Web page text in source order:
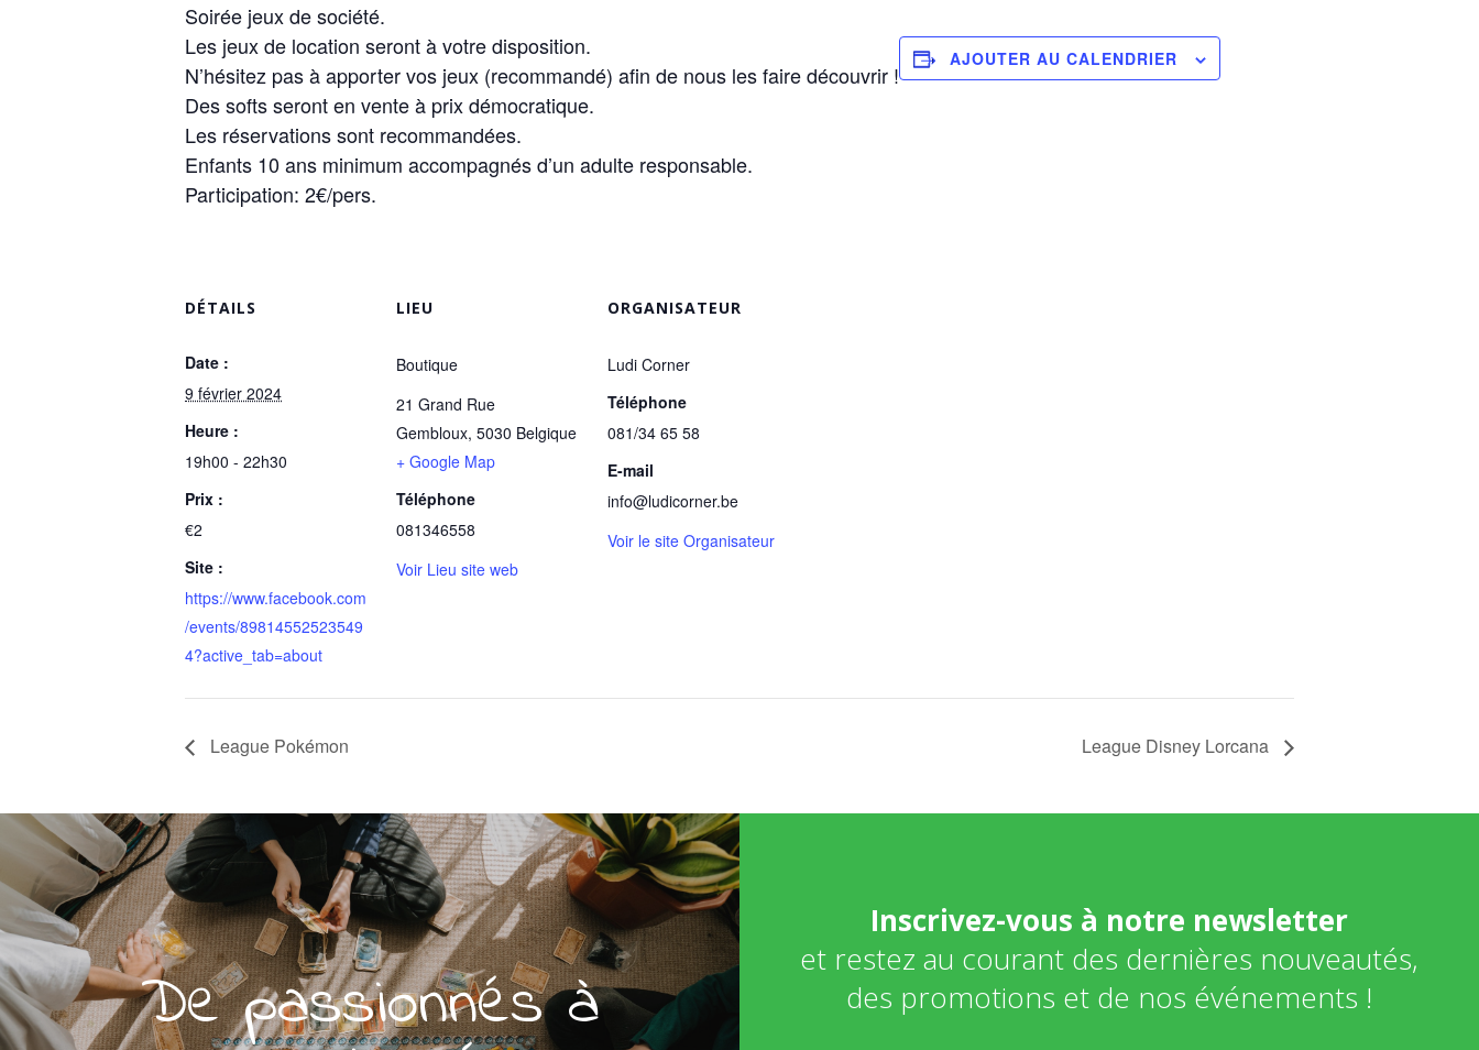
Soirée jeux de société.
Les jeux de location seront à votre disposition.
N’hésitez pas à apporter vos jeux (recommandé) afin de nous les faire découvrir !
Des softs seront en vente à prix démocratique.
Les réservations sont recommandées.
Enfants 10 ans minimum accompagnés d’un adulte responsable.
Participation: 2€/pers.
AJOUTER AU CALENDRIER
DÉTAILS
Date :
9 février 2024
Heure :
19h00 - 22h30
Prix :
€2
Site :
https://www.facebook.com
/events/89814552523549
4?active_tab=about
LIEU
Boutique
21 Grand Rue
Gembloux, 5030 Belgique
+ Google Map
Téléphone
081346558
Voir Lieu site web
ORGANISATEUR
Ludi Corner
Téléphone
081/34 65 58
E-mail
info@ludicorner.be
Voir le site Organisateur
League Pokémon League Disney Lorcana
De passionnés à
Inscrivez-vous à notre newsletter
et restez au courant des dernières nouveautés,
des promotions et de nos événements !